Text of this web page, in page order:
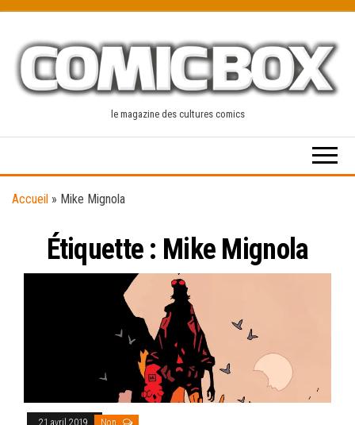
content
le magazine des cultures comics
Accueil » Mike Mignola
Étiquette : Mike Mignola